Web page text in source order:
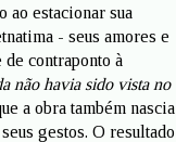
ao estacionar sua
- seus amores e
contraponto à
não havia sido vista no
a obra também nascia
gestos. O resultado